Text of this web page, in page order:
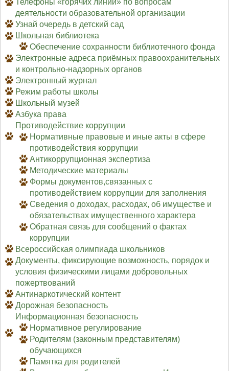
деятельности образовательной организации
Узнай очередь в детский сад
Школьная библиотека
Обеспечение сохранности библиотечного фонда
Электронные адреса приёмных правоохранительных
и контрольно-надзорных органов
Электронный журнал
Режим работы школы
Школьный музей
Азбука права
Противодействие коррупции
Нормативные правовые и иные акты в сфере
противодействия коррупции
Антикоррупционная экспертиза
Методические материалы
Формы документов,связанных с
противодействием коррупции для заполнения
Сведения о доходах, расходах, об имуществе и
обязательствах имущественного характера
Обратная связь для сообщений о фактах
коррупции
Всероссийская олимпиада школьников
Документы, фиксирующие возможность, порядок и
условия физическими лицами добровольных
пожертвований
Антинаркотический контент
Дорожная безопасность
Информационная безопасность
Нормативное регулирование
Родителям (законным представителям)
обучающихся
Памятка для родителей